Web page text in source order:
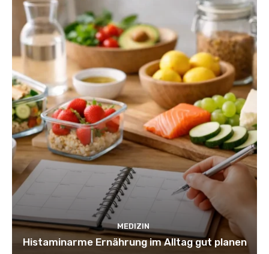
MEDIZIN
Histaminarme Ernährung im Alltag gut planen